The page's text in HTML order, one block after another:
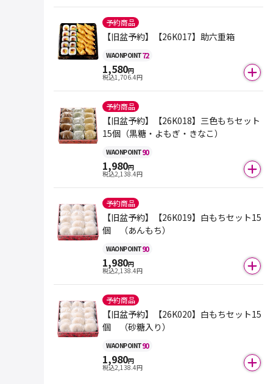
予約商品
【旧盆予約】【26K017】助六重箱
WAONPOINT72
1,580円
税込1,706.4円
予約商品
【旧盆予約】【26K018】三色もちセット
15個（黒糖・よもぎ・きなこ）
WAONPOINT90
1,980円
税込2,138.4円
予約商品
【旧盆予約】【26K019】白もちセット15
個 （あんもち）
WAONPOINT90
1,980円
税込2,138.4円
予約商品
【旧盆予約】【26K020】白もちセット15
個 （砂糖入り）
WAONPOINT90
1,980円
税込2,138.4円